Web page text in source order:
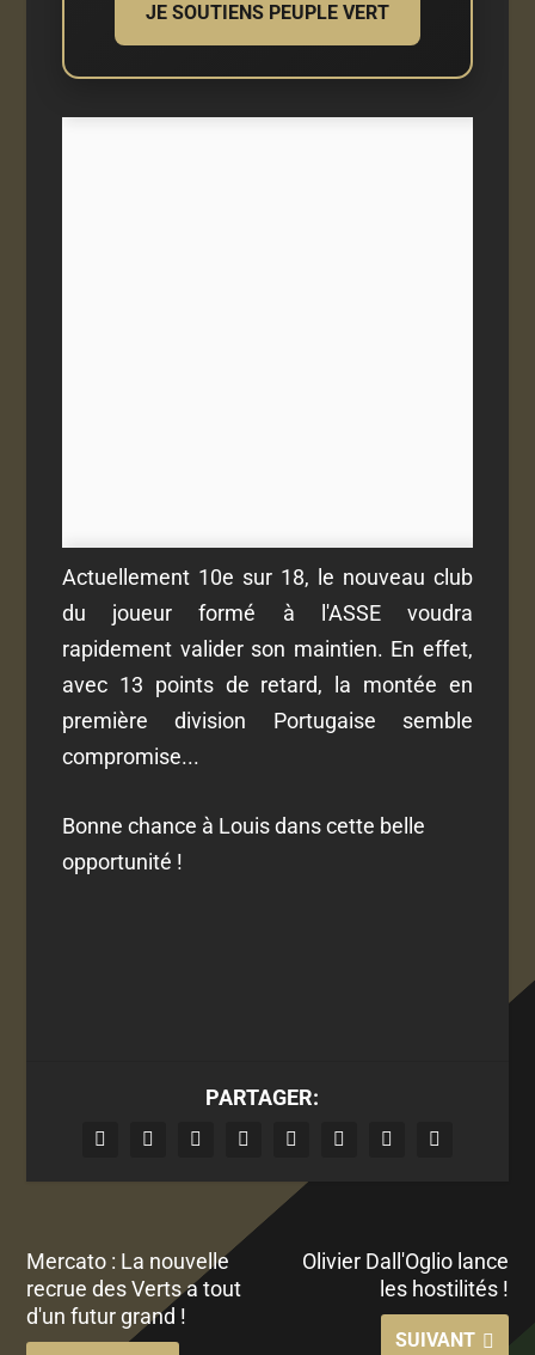
JE SOUTIENS PEUPLE VERT
Actuellement 10e sur 18, le nouveau club
du joueur formé à l'ASSE voudra
rapidement valider son maintien. En effet,
avec 13 points de retard, la montée en
première division Portugaise semble
compromise...
Bonne chance à Louis dans cette belle
opportunité !
PARTAGER:
Mercato : La nouvelle
recrue des Verts a tout
d'un futur grand !
Olivier Dall'Oglio lance
les hostilités !
SUIVANT